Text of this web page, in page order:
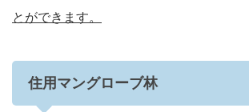
とができます。
住用マングローブ林